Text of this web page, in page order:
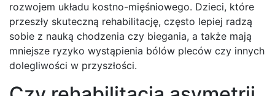
rozwojem układu kostno-mięśniowego. Dzieci, które
przeszły skuteczną rehabilitację, często lepiej radzą
sobie z nauką chodzenia czy biegania, a także mają
mniejsze ryzyko wystąpienia bólów pleców czy innych
dolegliwości w przyszłości.